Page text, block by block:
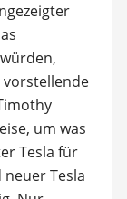
um was
Tesla für
Tesla